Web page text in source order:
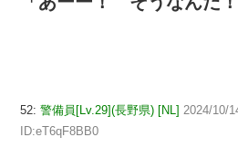
52: 警備員[Lv.29](長野県) [NL] 2024/10/
ID:eT6qF8BB0